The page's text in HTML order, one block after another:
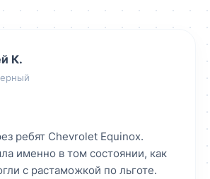
К.
ребят Chevrolet Equinox.
именно в том состоянии, как
с растаможкой по льготе.